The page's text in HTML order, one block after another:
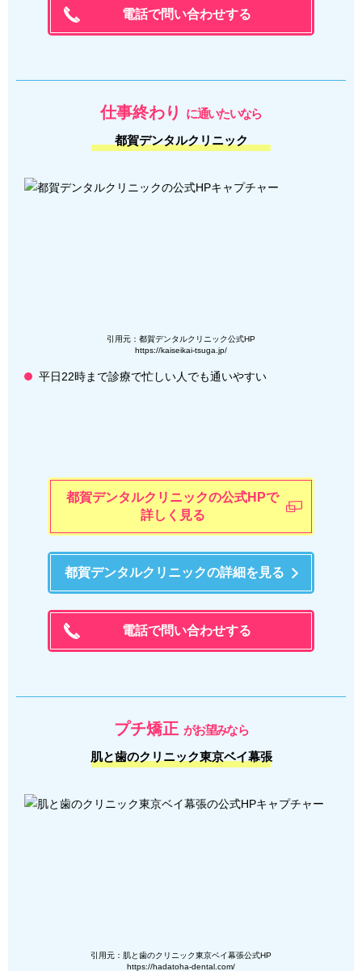
電話で問い合わせする
仕事終わり
に通いたいなら
都賀デンタルクリニック
引用元：都賀デンタルクリニック公式HP
https://kaiseikai-tsuga.jp/
平日22時まで診療で忙しい人でも通いやすい
都賀デンタルクリニックの公式HPで
詳しく見る
都賀デンタルクリニックの詳細を見る
電話で問い合わせする
プチ矯正 がお望みなら
肌と歯のクリニック東京ベイ幕張
引用元：肌と歯のクリニック東京ベイ幕張公式HP
https://hadatoha-dental.com/